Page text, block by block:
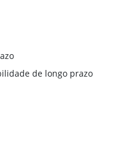
de longo prazo